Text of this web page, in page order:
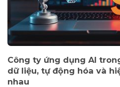
Công ty ứng dụng AI
dữ liệu, tự động hóa và
nhau